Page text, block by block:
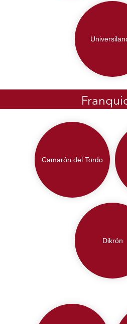
Camarón del Tordo
Dikrón